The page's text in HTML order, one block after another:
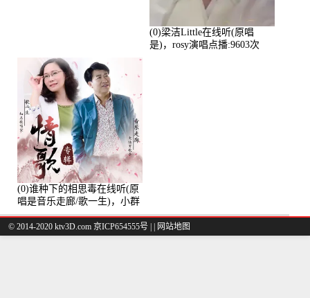
(0)梁洁Little在线听(原唱
是)，rosy演唱点播:9603次
(0)谁种下的相思毒在线听(原
唱是音乐走廊/歌一生)，小群
演唱点播:8975次
© 2014-2020 ktv3D.com 京ICP654555号 | 网站地图